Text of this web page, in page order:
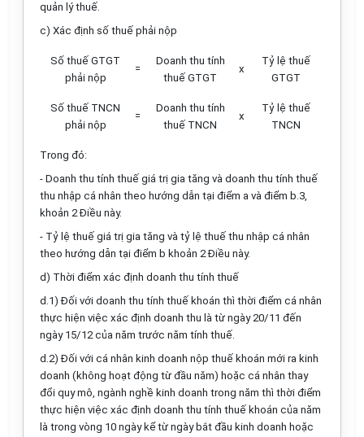
quản lý thuế.
c) Xác định số thuế phải nộp
Số thuế GTGT
phải nộp
=
Doanh thu tính
thuế GTGT
x
Tỷ lệ thuế
GTGT
Số thuế TNCN
phải nộp
=
Doanh thu tính
thuế TNCN
x
Tỷ lệ thuế
TNCN
Trong đó:
- Doanh thu tính thuế giá trị gia tăng và doanh thu tính thuế
thu nhập cá nhân theo hướng dẫn tại điểm a và điểm b.3,
khoản 2 Điều này.
- Tỷ lệ thuế giá trị gia tăng và tỷ lệ thuế thu nhập cá nhân
theo hướng dẫn tại điểm b khoản 2 Điều này.
d) Thời điểm xác định doanh thu tính thuế
d.1) Đối với doanh thu tính thuế khoán thì thời điểm cá nhân
thực hiện việc xác định doanh thu là từ ngày 20/11 đến
ngày 15/12 của năm trước năm tính thuế.
d.2) Đối với cá nhân kinh doanh nộp thuế khoán mới ra kinh
doanh (không hoạt động từ đầu năm) hoặc cá nhân thay
đổi quy mô, ngành nghề kinh doanh trong năm thì thời điểm
thực hiện việc xác định doanh thu tính thuế khoán của năm
là trong vòng 10 ngày kể từ ngày bắt đầu kinh doanh hoặc